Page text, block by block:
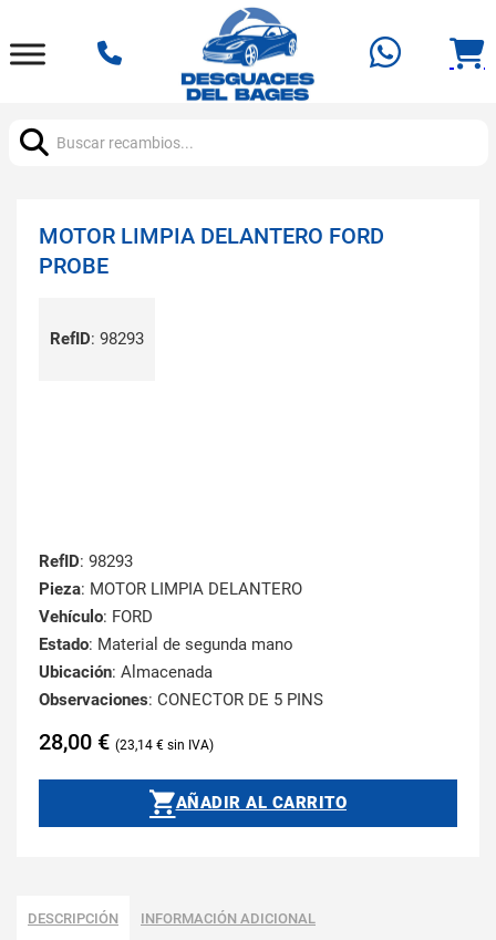
MOTOR LIMPIA DELANTERO FORD
PROBE
RefID: 98293
RefID: 98293
Pieza: MOTOR LIMPIA DELANTERO
Vehículo: FORD
Estado: Material de segunda mano
Ubicación: Almacenada
Observaciones: CONECTOR DE 5 PINS
28,00 € 23,14 €
AÑADIR AL CARRITO
DESCRIPCIÓN INFORMACIÓN ADICIONAL